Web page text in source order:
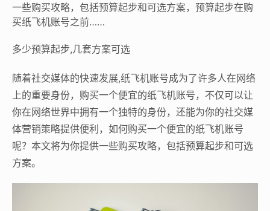
一些购买攻略，包括预算起步和可选方案，预算起步在购
买纸飞机账号之前……
多少预算起步,几套方案可选
随着社交媒体的快速发展,纸飞机账号成为了许多人在网络
上的重要身份，购买一个便宜的纸飞机账号，不仅可以让
你在网络世界中拥有一个独特的身份，还能为你的社交媒
体营销策略提供便利，如何购买一个便宜的纸飞机账号
呢？本文将为你提供一些购买攻略，包括预算起步和可选
方案。